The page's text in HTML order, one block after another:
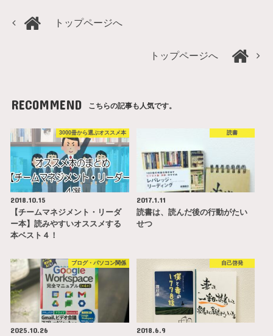
トップページへ
トップページへ
RECOMMEND こちらの記事も人気です。
3000冊から選ぶオススメ本
2018.10.15
【チームマネジメント・リーダ
ー本】読みやすいオススメする
本ベスト４！
読書
2017.1.11
読書は、読んだ後の行動がたい
せつ
ブログ・パソコン関係
2025.10.26
自己啓発
2018.6.9